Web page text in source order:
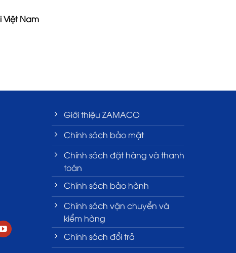
Nam
Giới thiệu ZAMACO
Chính sách bảo mật
Chính sách đặt hàng và thanh
toán
Chính sách bảo hành
Chính sách vận chuyển và
kiểm hàng
Chính sách đổi trả